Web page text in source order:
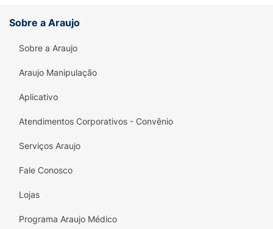
Sobre a Araujo
Sobre a Araujo
Araujo Manipulação
Aplicativo
Atendimentos Corporativos - Convênio
Serviços Araujo
Fale Conosco
Lojas
Programa Araujo Médico